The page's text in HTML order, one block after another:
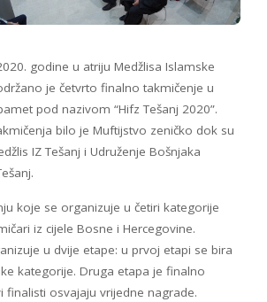
godine u atriju Medžlisa Islamske
je četvrto finalno takmičenje u
pod nazivom “Hifz Tešanj 2020”.
bilo je Muftijstvo zeničko dok su
IZ Tešanj i Udruženje Bošnjaka
koje se organizuje u četiri kategorije
iz cijele Bosne i Hercegovine.
u dvije etape: u prvoj etapi se bira
kategorije. Druga etapa je finalno
finalisti osvajaju vrijedne nagrade.